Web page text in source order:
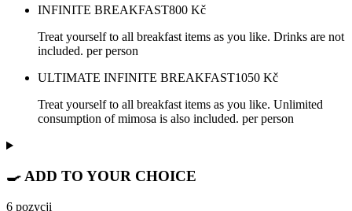
INFINITE BREAKFAST800 Kč
Treat yourself to all breakfast items as you like. Drinks are not
included. per person
ULTIMATE INFINITE BREAKFAST1050 Kč
Treat yourself to all breakfast items as you like. Unlimited
consumption of mimosa is also included. per person
🍳 ADD TO YOUR CHOICE
6 pozycji